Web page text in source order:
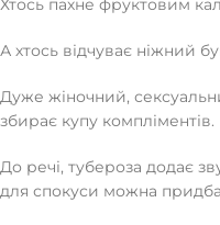
Хтось пахне фруктовим
А хтось відчуває ніжний
Дуже жіночний,
збирає купу компліментів.
До речі, тубероза додає
для спокуси можна